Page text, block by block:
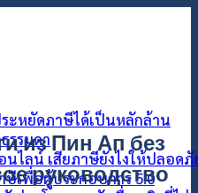
ะหยัดภาษีได้เป็นหลักล้าน
รรมดา
ไลน์ เสียภาษียังไงให้ปลอดภั
เพื่อผู้ประกอบการ 5.0
из Пин Ап без
руководство